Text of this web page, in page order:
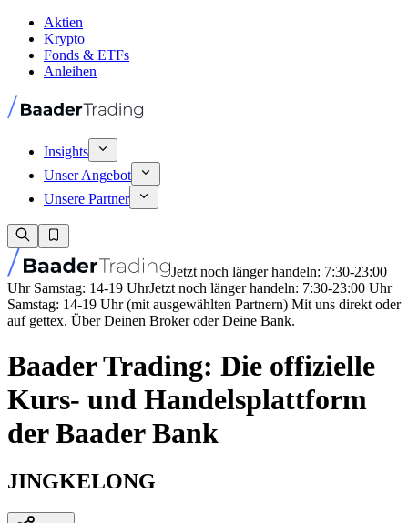
Aktien
Krypto
Fonds & ETFs
Anleihen
Insights
Unser Angebot
Unsere Partner
Jetzt noch länger handeln: 7:30-23:00
Uhr Samstag: 14-19 UhrJetzt noch länger handeln: 7:30-23:00 Uhr
Samstag: 14-19 Uhr (mit ausgewählten Partnern) Mit uns direkt oder
auf gettex. Über Deinen Broker oder Deine Bank.
Baader Trading: Die offizielle
Kurs- und Handelsplattform
der Baader Bank
JINGKELONG